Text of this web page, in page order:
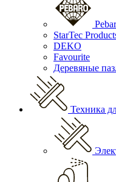
StarTec
DEKO
Favourite
Деревяные
Техника